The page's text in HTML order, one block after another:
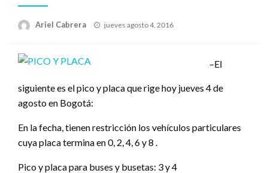
Ariel Cabrera
Publicado
jueves agosto 4, 2016
–El
siguiente es el pico y placa que rige hoy jueves 4 de
agosto en Bogotá:
En la fecha, tienen restricción los vehículos particulares
cuya placa termina en 0, 2, 4, 6 y 8 .
Pico y placa para buses y busetas: 3 y 4